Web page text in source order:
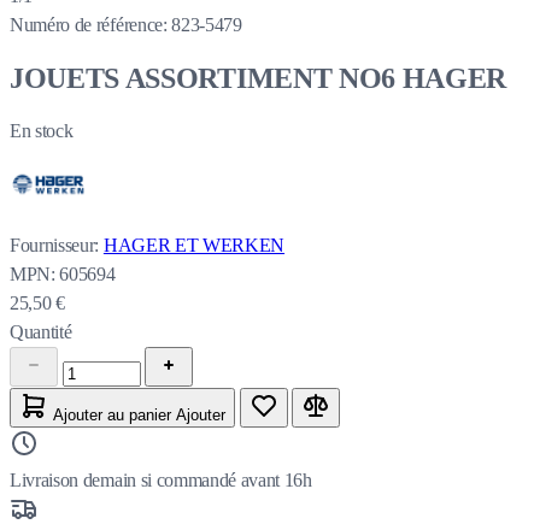
Numéro de référence: 823-5479
JOUETS ASSORTIMENT NO6 HAGER
En stock
Fournisseur: HAGER ET WERKEN
MPN: 605694
25,50 €
Quantité
Ajouter au panier Ajouter
Livraison demain si commandé avant 16h